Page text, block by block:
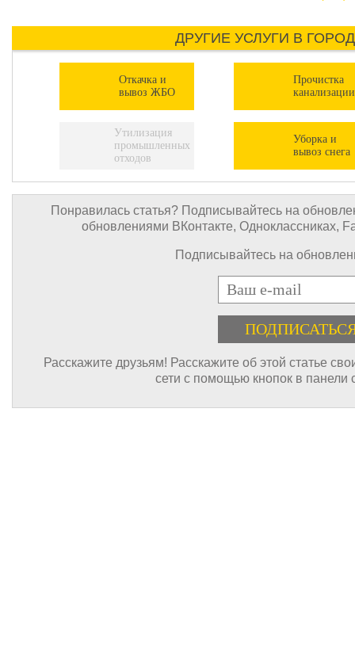
ДРУГИЕ УСЛУГИ В
Откачка и
вывоз ЖБО
Прочистка
канализации
Утилизация
промышленных
отходов
Уборка и
вывоз снега
Понравилась статья? Подписывайтесь на
обновлениями ВКонтакте, Одноклассниках,
Подписывайтесь на
E-mail
Расскажите друзьям! Расскажите об этой статье
сети с помощью кнопок в панели